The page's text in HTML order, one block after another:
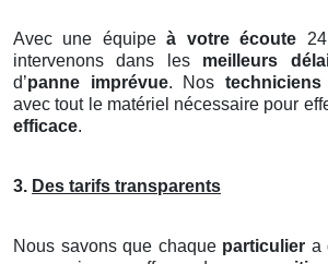
Avec une équipeà votre écoute
intervenons dans les meilleurs
d’panne imprévue. Nos techniciens
avec tout le matériel nécessaire pour
efficace.
3. Des tarifs transparents
Nous savons que chaque particulier a